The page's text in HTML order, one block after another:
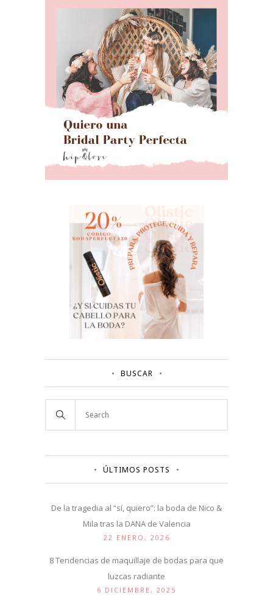
BUSCAR
ÚLTIMOS POSTS
De la tragedia al “sí, quiero”: la boda de Nico &
Mila tras la DANA de Valencia
22 ENERO, 2026
8 Tendencias de maquillaje de bodas para que
luzcas radiante
6 DICIEMBRE, 2025